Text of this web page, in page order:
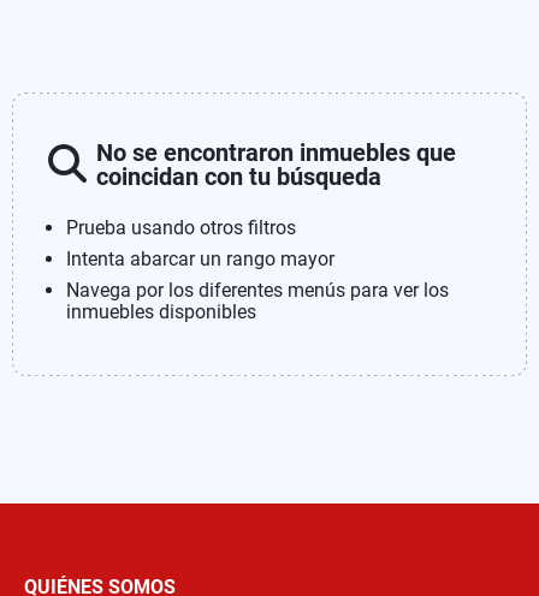
No se encontraron inmuebles que
coincidan con tu búsqueda
Prueba usando otros filtros
Intenta abarcar un rango mayor
Navega por los diferentes menús para ver los
inmuebles disponibles
QUIÉNES SOMOS